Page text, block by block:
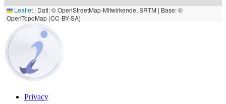
Leaflet | Dati: © OpenStreetMap-Mitwirkende, SRTM | Base: ©
OpenTopoMap (CC-BY-SA)
Privacy